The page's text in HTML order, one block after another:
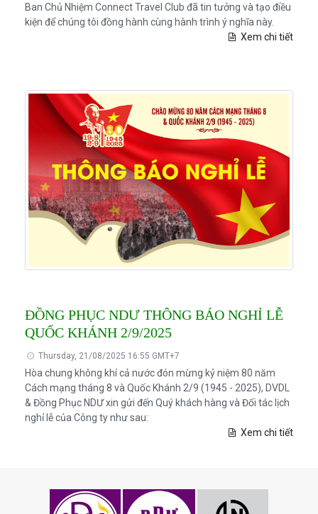
Ban Chủ Nhiệm Connect Travel Club đã tin tưởng và tạo điều
kiện để chúng tôi đồng hành cùng hành trình ý nghĩa này.
Xem chi tiết
ĐỒNG PHỤC NDƯ THÔNG BÁO NGHỈ LỄ
QUỐC KHÁNH 2/9/2025
Thursday, 21/08/2025 16:55 GMT+7
Hòa chung không khí cả nước đón mừng kỷ niệm 80 năm
Cách mạng tháng 8 và Quốc Khánh 2/9 (1945 - 2025), DVDL
& Đồng Phục NDƯ xin gửi đến Quý khách hàng và Đối tác lịch
nghỉ lễ của Công ty như sau:
Xem chi tiết